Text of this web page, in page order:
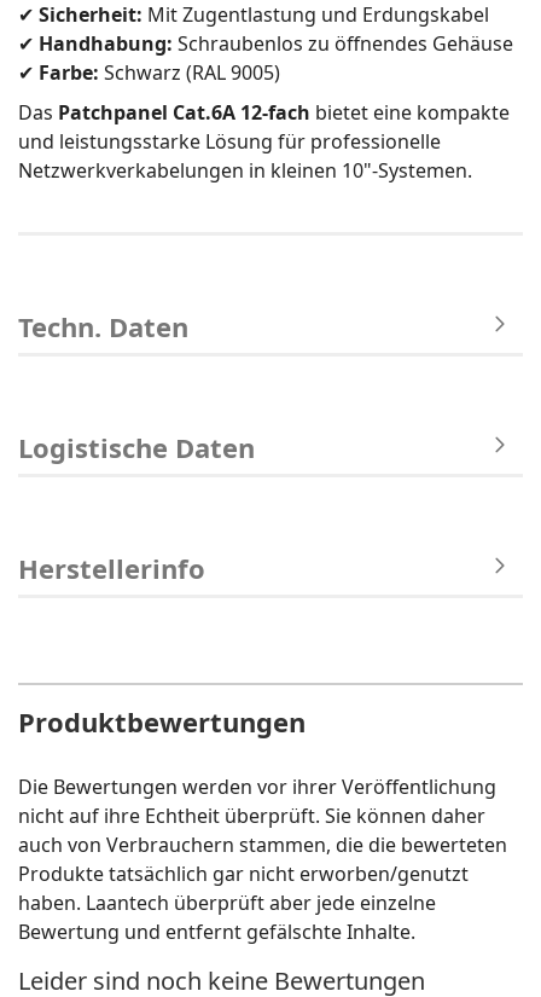
✔ Sicherheit: Mit Zugentlastung und Erdungskabel
✔ Handhabung: Schraubenlos zu öffnendes Gehäuse
✔ Farbe: Schwarz (RAL 9005)
Das Patchpanel Cat.6A 12-fach bietet eine kompakte
und leistungsstarke Lösung für professionelle
Netzwerkverkabelungen in kleinen 10"-Systemen.
Techn. Daten
Logistische Daten
Herstellerinfo
Produktbewertungen
Die Bewertungen werden vor ihrer Veröffentlichung
nicht auf ihre Echtheit überprüft. Sie können daher
auch von Verbrauchern stammen, die die bewerteten
Produkte tatsächlich gar nicht erworben/genutzt
haben. Laantech überprüft aber jede einzelne
Bewertung und entfernt gefälschte Inhalte.
Leider sind noch keine Bewertungen